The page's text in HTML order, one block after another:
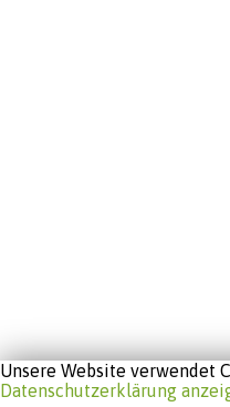
Unsere Website verwendet
Datenschutzerklärung